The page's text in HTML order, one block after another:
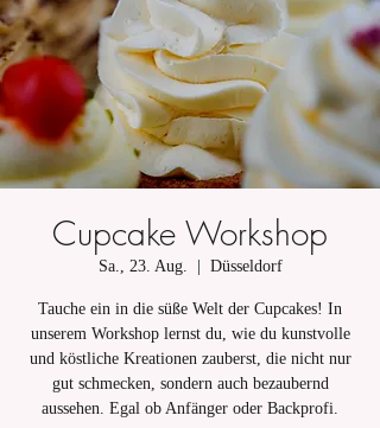
Cupcake Workshop
Sa., 23. Aug. Düsseldorf
Tauche ein in die süße Welt der Cupcakes! In
unserem Workshop lernst du, wie du kunstvolle
und köstliche Kreationen zauberst, die nicht nur
gut schmecken, sondern auch bezaubernd
aussehen. Egal ob Anfänger oder Backprofi.